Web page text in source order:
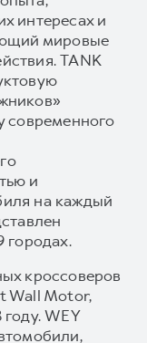
интересах и
мировые
TANK
современного
и
на каждый
городах.
кроссоверов
Wall Motor,
WEY